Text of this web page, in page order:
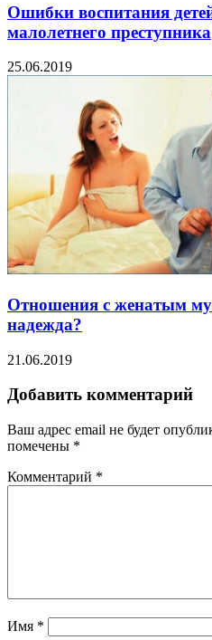
Ошибки воспитания
малолетнего преступника
25.06.2019
Отношения с женатым
надежда?
21.06.2019
Добавить комментарий
Ваш адрес email не будет
помечены *
Комментарий *
Имя *